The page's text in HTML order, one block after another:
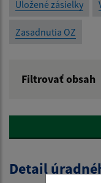
Uložené zásielky
Zasadnutia OZ
Filtrovať obsah
Popis:
Dátum
Detail